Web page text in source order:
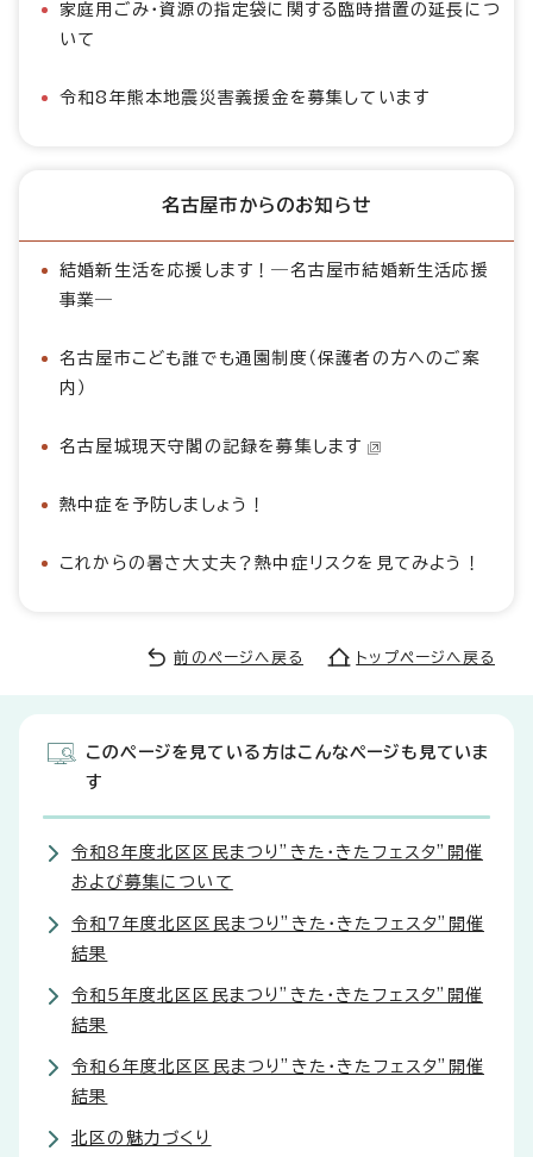
家庭用ごみ・資源の指定袋に関する臨時措置の延長につ
いて
令和8年熊本地震災害義援金を募集しています
名古屋市からのお知らせ
結婚新生活を応援します！―名古屋市結婚新生活応援
事業―
名古屋市こども誰でも通園制度（保護者の方へのご案
内）
名古屋城現天守閣の記録を募集します
熱中症を予防しましょう！
これからの暑さ大丈夫？熱中症リスクを見てみよう！
前のページへ戻る トップページへ戻る
このページを見ている方はこんなページも見ていま
す
令和8年度北区区民まつり”きた・きたフェスタ”開催
および募集について
令和7年度北区区民まつり”きた・きたフェスタ”開催
結果
令和5年度北区区民まつり”きた・きたフェスタ”開催
結果
令和6年度北区区民まつり”きた・きたフェスタ”開催
結果
北区の魅力づくり